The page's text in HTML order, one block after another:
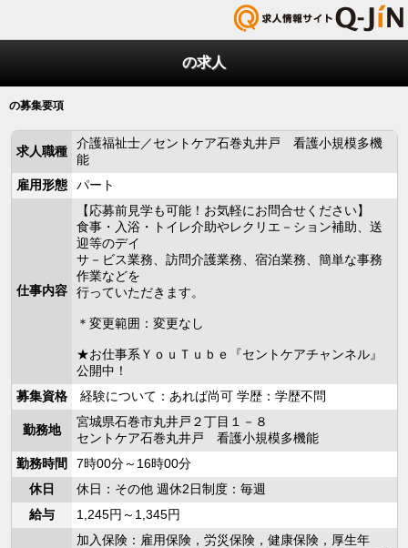
の求人
の募集要項
求人職種
介護福祉士／セントケア石巻丸井戸 看護小規模多機
能
雇用形態
パート
仕事内容
【応募前見学も可能！お気軽にお問合せください】
食事・入浴・トイレ介助やレクリエ－ション補助、送
迎等のデイ
サ－ビス業務、訪問介護業務、宿泊業務、簡単な事務
作業などを
行っていただきます。
＊変更範囲：変更なし
★お仕事系ＹｏｕＴｕｂｅ『セントケアチャンネル』
公開中！
募集資格
経験について：あれば尚可 学歴：学歴不問
勤務地
宮城県石巻市丸井戸２丁目１－８
セントケア石巻丸井戸 看護小規模多機能
勤務時間
7時00分～16時00分
休日
休日：その他 週休2日制度：毎週
給与
1,245円～1,345円
加入保険：雇用保険，労災保険，健康保険，厚生年